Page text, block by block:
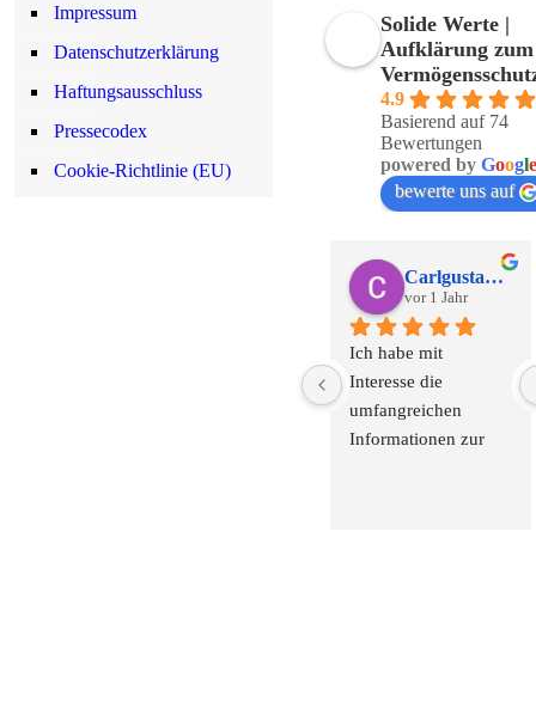
Impressum
Datenschutzerklärung
Haftungsausschluss
Pressecodex
Cookie-Richtlinie (EU)
Solide Werte |
Aufklärung zum
4.9
Basierend auf 74
Bewertungen
powered by Google
bewerte uns auf
Carlgustav Distel
vor 1 Jahr
Ich habe mit
Interesse die
umfangreichen
Informationen zur